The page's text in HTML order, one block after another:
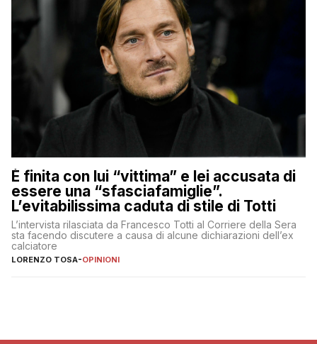
È finita con lui “vittima” e lei accusata di
essere una “sfasciafamiglie”.
L’evitabilissima caduta di stile di Totti
L’intervista rilasciata da Francesco Totti al Corriere della Sera
sta facendo discutere a causa di alcune dichiarazioni dell’ex
calciatore
LORENZO TOSA-OPINIONI